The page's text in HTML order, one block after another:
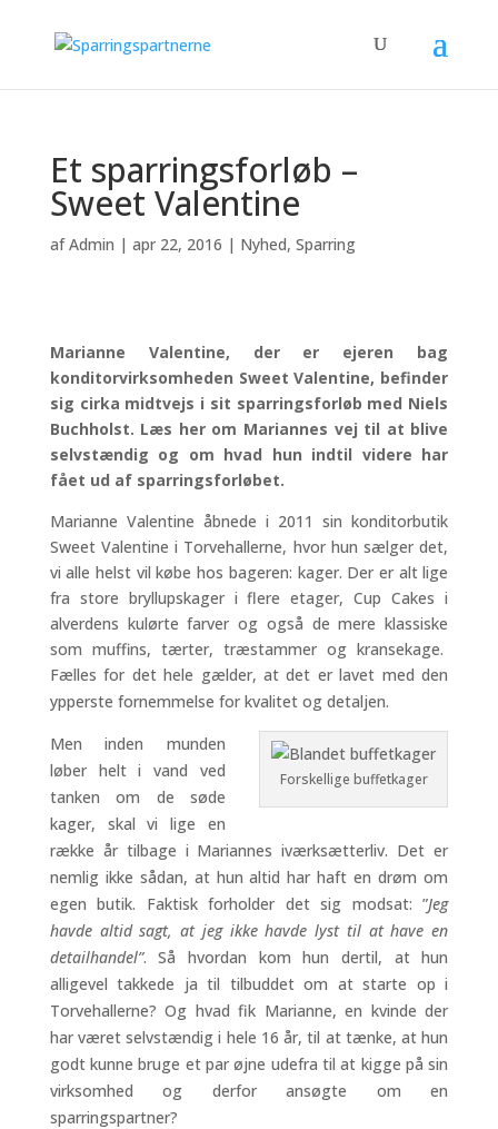
Et sparringsforløb –
Sweet Valentine
afAdmin | apr 22, 2016 | Nyhed, Sparring
Marianne Valentine, der er ejeren bag
konditorvirksomheden Sweet Valentine, befinder
sig cirka midtvejs i sit sparringsforløb med Niels
Buchholst. Læs her om Mariannes vej til at blive
selvstændig og om hvad hun indtil videre har
fået ud af sparringsforløbet.
Marianne Valentine åbnede i 2011 sin konditorbutik
Sweet Valentine i Torvehallerne, hvor hun sælger det,
vi alle helst vil købe hos bageren: kager. Der er alt lige
fra store bryllupskager i flere etager, Cup Cakes i
alverdens kulørte farver og også de mere klassiske
som muffins, tærter, træstammer og kransekage.
Fælles for det hele gælder, at det er lavet med den
ypperste fornemmelse for kvalitet og detaljen.
Forskellige buffetkager
Men inden munden
løber helt i vand ved
tanken om de søde
kager, skal vi lige en
række år tilbage i Mariannes iværksætterliv. Det er
nemlig ikke sådan, at hun altid har haft en drøm om
egen butik. Faktisk forholder det sig modsat: ”Jeg
havde altid sagt, at jeg ikke havde lyst til at have en
detailhandel”. Så hvordan kom hun dertil, at hun
alligevel takkede ja til tilbuddet om at starte op i
Torvehallerne? Og hvad fik Marianne, en kvinde der
har været selvstændig i hele 16 år, til at tænke, at hun
godt kunne bruge et par øjne udefra til at kigge på sin
virksomhed og derfor ansøgte om en
sparringspartner?